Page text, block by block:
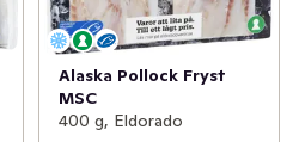
Alaska Pollock Fryst
MSC
400 g, Eldorado